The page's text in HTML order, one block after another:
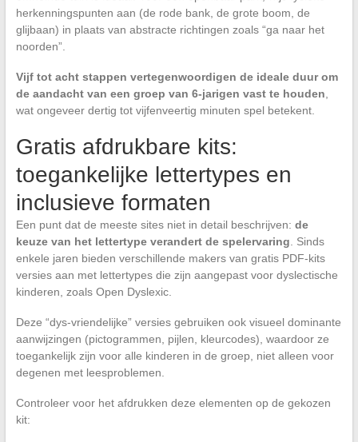
herkenningspunten aan (de rode bank, de grote boom, de
glijbaan) in plaats van abstracte richtingen zoals “ga naar het
noorden”.
Vijf tot acht stappen vertegenwoordigen de ideale duur om
de aandacht van een groep van 6-jarigen vast te houden,
wat ongeveer dertig tot vijfenveertig minuten spel betekent.
Gratis afdrukbare kits:
toegankelijke lettertypes en
inclusieve formaten
Een punt dat de meeste sites niet in detail beschrijven: de
keuze van het lettertype verandert de spelervaring. Sinds
enkele jaren bieden verschillende makers van gratis PDF-kits
versies aan met lettertypes die zijn aangepast voor dyslectische
kinderen, zoals Open Dyslexic.
Deze “dys-vriendelijke” versies gebruiken ook visueel dominante
aanwijzingen (pictogrammen, pijlen, kleurcodes), waardoor ze
toegankelijk zijn voor alle kinderen in de groep, niet alleen voor
degenen met leesproblemen.
Controleer voor het afdrukken deze elementen op de gekozen
kit: